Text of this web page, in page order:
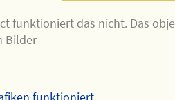
funktioniert das nicht. Das
Bilder